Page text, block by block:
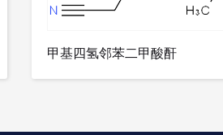
甲基四氢邻苯二甲酸酐